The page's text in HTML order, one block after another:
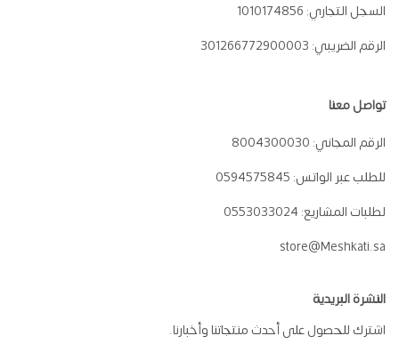
السجل التجاري: 1010174856
الرقم الضريبي: 301266772900003
تواصل معنا
الرقم المجاني: 8004300030
للطلب عبر الواتس: 0594575845
لطلبات المشاريع: 0553033024
store@Meshkati.sa
النشرة البريدية
اشترك للحصول على أحدث منتجاتنا وأخبارنا.